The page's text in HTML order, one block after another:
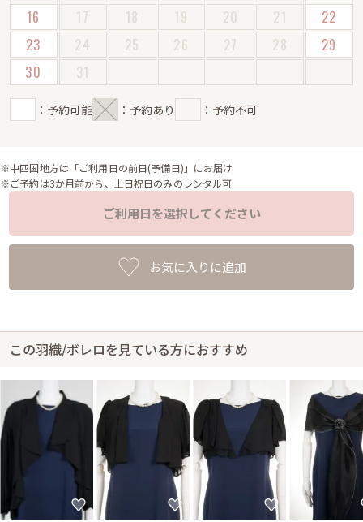
16
17 18 19 20 21
22
23
24 25 26 27 28
29
30
31
：予約可能 ：予約あり ：予約不可
※中四国地方は「ご利用日の前日(予備日)」にお届け
※ご予約は3か月前から、土日祝日のみのレンタル可
ご利用日を選択してください
お気に入りに追加
この羽織/ボレロを見ている方におすすめ